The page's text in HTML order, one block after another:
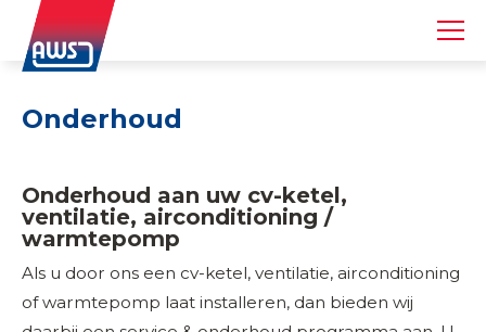
Onderhoud
Onderhoud aan uw cv-ketel,
ventilatie, airconditioning /
warmtepomp
Als u door ons een cv-ketel, ventilatie, airconditioning
of warmtepomp laat installeren, dan bieden wij